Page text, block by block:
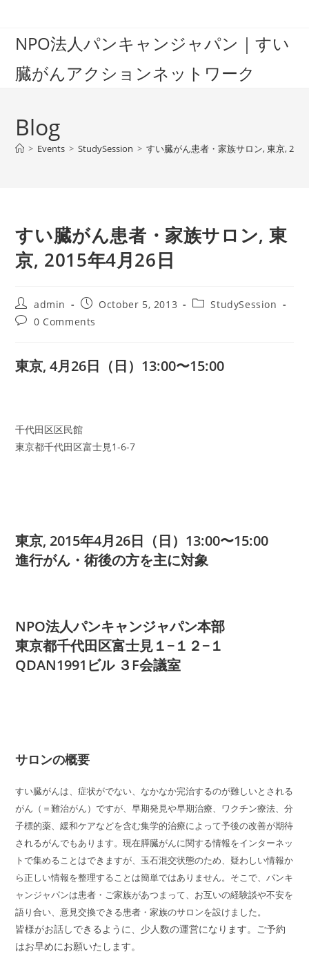
contentNPO法人パンキャンジャパン｜すい
臓がんアクションネットワーク
Blog
> Events > StudySession > すい臓がん患者・家族サロン, 東京,
すい臓がん患者・家族サロン, 東
京, 2015年4月26日
Post
author:
admin
Post
published:
October 5, 2013
PostStudySession
Post0 Comments
東京, 4月26日（日）13:00〜15:00
千代田区区民館
東京都千代田区富士見1-6-7
東京, 2015年4月26日（日）13:00〜15:00
進行がん・術後の方を主に対象
NPO法人パンキャンジャパン本部
東京都千代田区富士見１−１２−１
QDAN1991ビル ３F会議室
サロンの概要
すい臓がんは、症状がでない、なかなか完治するのが難しいとされる
がん（＝難治がん）ですが、早期発見や早期治療、ワクチン療法、分
子標的薬、緩和ケアなどを含む集学的治療によって予後の改善が期待
されるがんでもあります。現在膵臓がんに関する情報をインターネッ
トで集めることはできますが、玉石混交状態のため、疑わしい情報か
ら正しい情報を整理することは簡単ではありません。そこで、パンキ
ャンジャパンは患者・ご家族があつまって、お互いの経験談や不安を
語り合い、意見交換できる患者・家族のサロンを設けました。
皆様がお話しできるように、少人数の運営になります。ご予約
はお早めにお願いたします。